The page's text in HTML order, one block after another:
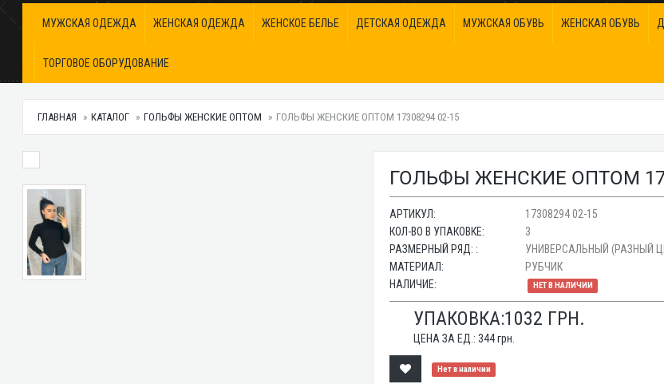
МУЖСКАЯ ОДЕЖДА ЖЕНСКАЯ ОДЕЖДА ЖЕНСКОЕ БЕЛЬЕ ДЕТСКАЯ ОДЕЖДА МУЖСКАЯ ОБУВЬ ЖЕНСКАЯ ОБУВЬ
ТОРГОВОЕ ОБОРУДОВАНИЕ
ГЛАВНАЯ КАТАЛОГ ГОЛЬФЫ ЖЕНСКИЕ ОПТОМ ГОЛЬФЫ ЖЕНСКИЕ ОПТОМ 17308294 02-15
ГОЛЬФЫ ЖЕНСКИЕ ОПТОМ
АРТИКУЛ:
17308294 02-15
КОЛ-ВО В УПАКОВКЕ:
3
РАЗМЕРНЫЙ РЯД: :
УНИВЕРСАЛЬНЫЙ (РАЗНЫЙ
МАТЕРИАЛ:
РУБЧИК
НАЛИЧИЕ:
НЕТ В НАЛИЧИИ
УПАКОВКА:1032 ГРН.
ЦЕНА ЗА ЕД.:344грн.
Нет в наличии